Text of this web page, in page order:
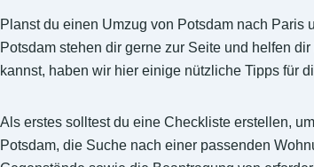
Planst du einen Umzug von Potsdam nach Paris
Potsdam stehen dir gerne zur Seite und helfen
kannst, haben wir hier einige nützliche Tipps für
Als erstes solltest du eine Checkliste erstellen,
Potsdam, die Suche nach einer passenden